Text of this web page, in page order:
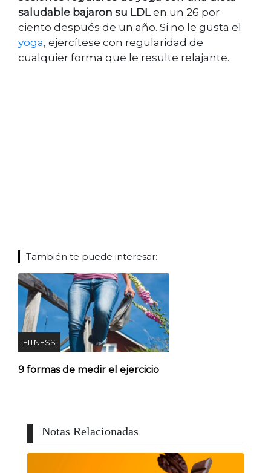
saludable bajaron su LDLen un 26 por
ciento después de un año. Si no le gusta el
yoga, ejercítese con regularidad de
cualquier forma que le resulte relajante.
También te puede interesar:
FITNESS
9 formas de medir el ejercicio
Notas Relacionadas